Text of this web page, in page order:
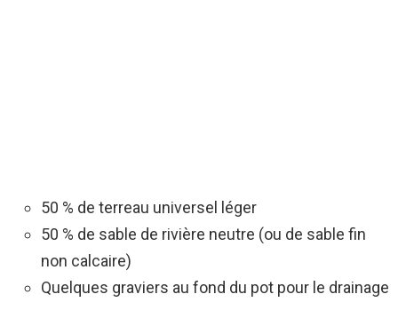
50 % de terreau universel léger
50 % de sable de rivière neutre (ou de sable fin
non calcaire)
Quelques graviers au fond du pot pour le drainage